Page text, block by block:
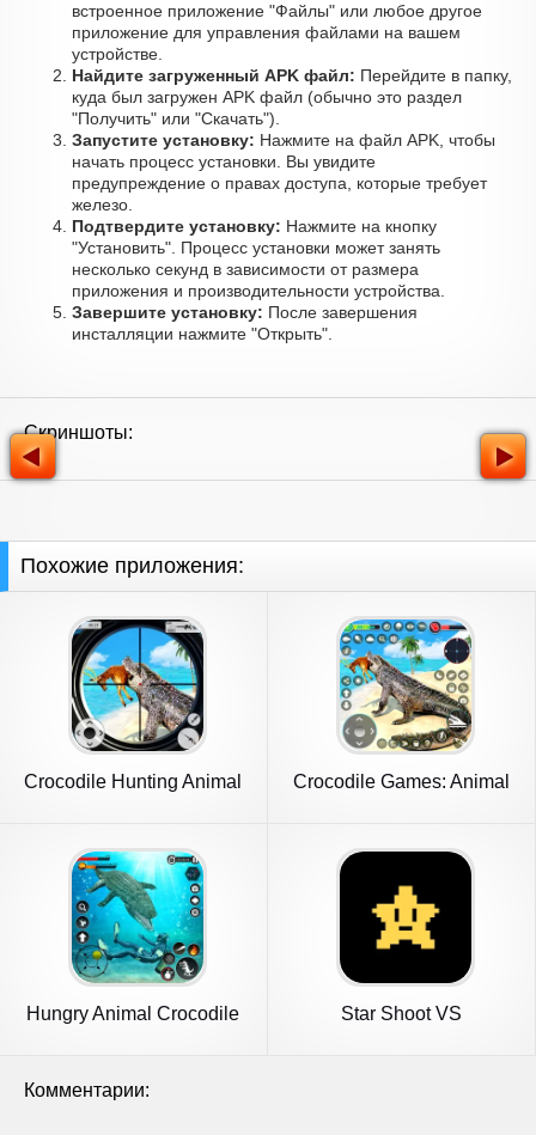
встроенное приложение "Файлы" или любое другое
приложение для управления файлами на вашем
устройстве.
Найдите загруженный APK файл: Перейдите в папку,
куда был загружен APK файл (обычно это раздел
"Получить" или "Скачать").
Запустите установку: Нажмите на файл APK, чтобы
начать процесс установки. Вы увидите
предупреждение о правах доступа, которые требует
железо.
Подтвердите установку: Нажмите на кнопку
"Установить". Процесс установки может занять
несколько секунд в зависимости от размера
приложения и производительности устройства.
Завершите установку: После завершения
инсталляции нажмите "Открыть".
Скриншоты:
Похожие приложения:
Crocodile Hunting Animal
Crocodile Games: Animal
Hungry Animal Crocodile
Star Shoot VS
Комментарии: